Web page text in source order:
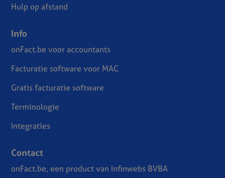
Hulp op afstand
Info
onFact.be voor accountants
Facturatie software voor MAC
Gratis facturatie software
Terminologie
Integraties
Contact
onFact.be, een product van Infinwebs BVBA